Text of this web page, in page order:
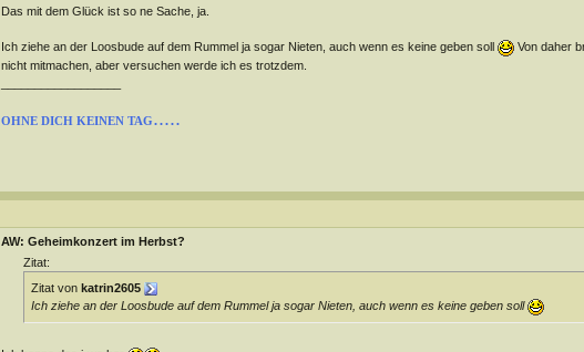
Das mit dem Glück ist so ne Sache, ja.
Ich ziehe an der Loosbude auf dem Rummel ja sogar Nieten, auch wenn es keine geben soll
Von daher
nicht mitmachen, aber versuchen werde ich es trotzdem.
OHNE DICH KEINEN TAG.....
AW: Geheimkonzert im Herbst?
Zitat:
Zitat von katrin2605
Ich ziehe an der Loosbude auf dem Rummel ja sogar Nieten, auch wenn es keine geben soll